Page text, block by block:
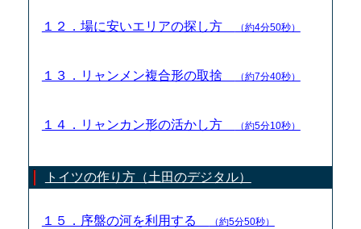
１２．場に安いエリアの探し方 （約4分50秒）
１３．リャンメン複合形の取捨 （約7分40秒）
１４．リャンカン形の活かし方 （約5分10秒）
トイツの作り方（土田のデジタル）
１５．序盤の河を利用する （約5分50秒）